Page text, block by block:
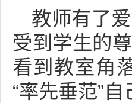
教师有了
受到学生的
看到教室角
“率先垂范”